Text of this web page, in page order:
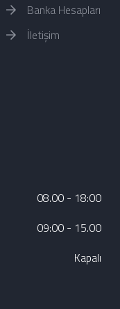
Banka Hesapları
İletişim
08.00 - 18:00
09:00 - 15.00
Kapalı